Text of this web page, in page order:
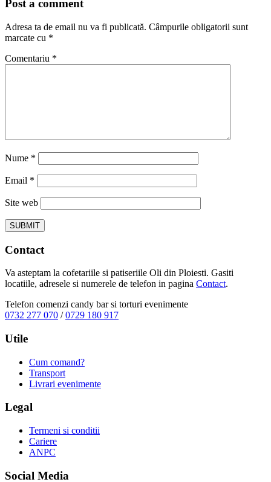
Post a comment
Adresa ta de email nu va fi publicată. Câmpurile obligatorii sunt
marcate cu *
Comentariu *
Nume *
Email *
Site web
Contact
Va asteptam la cofetariile si patiseriile Oli din Ploiesti. Gasiti
locatiile, adresele si numerele de telefon in pagina Contact.
Telefon comenzi candy bar si torturi evenimente
0732 277 070 /0729 180 917
Utile
Cum comand?
Transport
Livrari evenimente
Legal
Termeni si conditii
Cariere
ANPC
Social Media